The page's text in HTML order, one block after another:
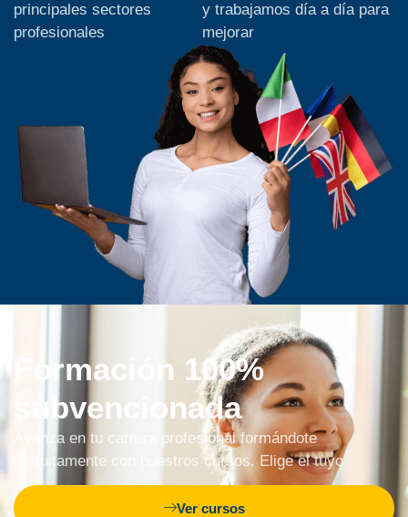
principales sectores
profesionales
y trabajamos día a día para
mejorar
Formación 100%
subvencionada
Avanza en tu carrera profesional formándote
gratuitamente con nuestros cursos. Elige el tuyo
Ver cursos